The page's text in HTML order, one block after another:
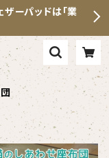
ーパッドは「業